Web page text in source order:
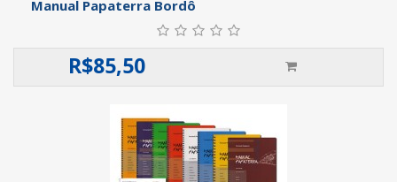
Manual Papaterra Bordô
R$85,50